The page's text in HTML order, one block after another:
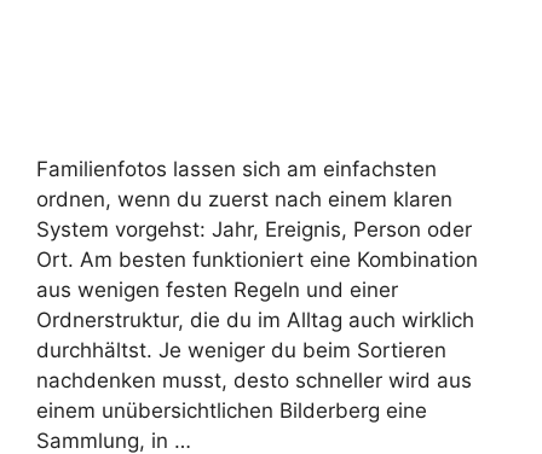
Familienfotos lassen sich am einfachsten
ordnen, wenn du zuerst nach einem klaren
System vorgehst: Jahr, Ereignis, Person oder
Ort. Am besten funktioniert eine Kombination
aus wenigen festen Regeln und einer
Ordnerstruktur, die du im Alltag auch wirklich
durchhältst. Je weniger du beim Sortieren
nachdenken musst, desto schneller wird aus
einem unübersichtlichen Bilderberg eine
Sammlung, in …